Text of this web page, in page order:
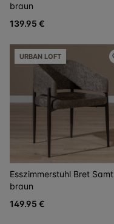
braun
139.95 €
URBAN LOFT
Esszimmerstuhl Bret Samt
braun
149.95 €